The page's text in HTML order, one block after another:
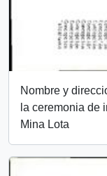
Nombre y
la ceremonia de
Mina Lota